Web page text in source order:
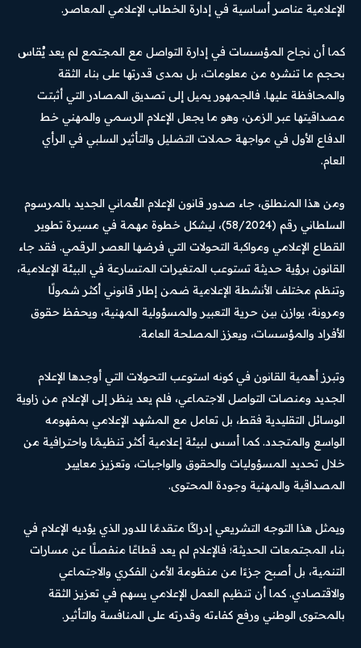
الإعلامية عناصر أساسية في إدارة الخطاب الإعلامي المعاصر.
كما أن نجاح المؤسسات في إدارة التواصل مع المجتمع لم يعد يُقاس
بحجم ما تنشره من معلومات، بل بمدى قدرتها على بناء الثقة
والمحافظة عليها. فالجمهور يميل إلى تصديق المصادر التي أثبتت
مصداقيتها عبر الزمن، وهو ما يجعل الإعلام الرسمي والمهني خط
الدفاع الأول في مواجهة حملات التضليل والتأثير السلبي في الرأي
العام.
ومن هذا المنطلق، جاء صدور قانون الإعلام العُماني الجديد بالمرسوم
السلطاني رقم (58/2024)، ليشكل خطوة مهمة في مسيرة تطوير
القطاع الإعلامي ومواكبة التحولات التي فرضها العصر الرقمي. فقد جاء
القانون برؤية حديثة تستوعب المتغيرات المتسارعة في البيئة الإعلامية،
وتنظم مختلف الأنشطة الإعلامية ضمن إطار قانوني أكثر شمولًا
ومرونة، يوازن بين حرية التعبير والمسؤولية المهنية، ويحفظ حقوق
الأفراد والمؤسسات، ويعزز المصلحة العامة.
وتبرز أهمية القانون في كونه استوعب التحولات التي أوجدها الإعلام
الجديد ومنصات التواصل الاجتماعي، فلم يعد ينظر إلى الإعلام من زاوية
الوسائل التقليدية فقط، بل تعامل مع المشهد الإعلامي بمفهومه
الواسع والمتجدد. كما أسس لبيئة إعلامية أكثر تنظيمًا واحترافية من
خلال تحديد المسؤوليات والحقوق والواجبات، وتعزيز معايير
المصداقية والمهنية وجودة المحتوى.
ويمثل هذا التوجه التشريعي إدراكًا متقدمًا للدور الذي يؤديه الإعلام في
بناء المجتمعات الحديثة؛ فالإعلام لم يعد قطاعًا منفصلًا عن مسارات
التنمية، بل أصبح جزءًا من منظومة الأمن الفكري والاجتماعي
والاقتصادي. كما أن تنظيم العمل الإعلامي يسهم في تعزيز الثقة
بالمحتوى الوطني ورفع كفاءته وقدرته على المنافسة والتأثير.